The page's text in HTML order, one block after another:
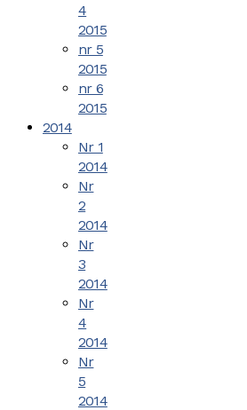
4
2015
nr 5
2015
nr 6
2015
2014
Nr 1
2014
Nr
2
2014
Nr
3
2014
Nr
4
2014
Nr
5
2014